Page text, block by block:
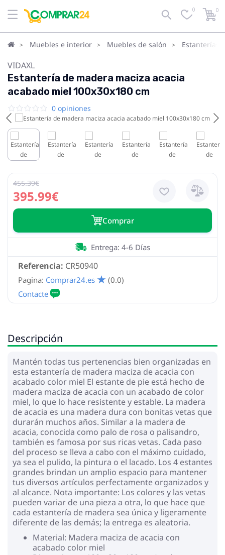
0 0
Muebles e interior Muebles de salón Estanterías
VIDAXL
Estantería de madera maciza acacia
acabado miel 100x30x180 cm
0 opiniones
395.99€
455.39€
Сomprar
Referencia: CR50940
Entrega: 4-6 Días
Pagina: Comprar24.es (0.0)
Descripción
Mantén todas tus pertenencias bien organizadas en
esta estantería de madera maciza de acacia con
acabado color miel El estante de pie está hecho de
madera maciza de acacia con un acabado de color
miel, lo que lo hace resistente y estable. La madera
de acacia es una madera dura con bonitas vetas que
durarán muchos años. Similar a la madera de
acacia, conocida como palo de rosa o palisandro,
también es famosa por sus ricas vetas. Cada paso
del proceso se lleva a cabo con el máximo cuidado,
ya sea el pulido, la pintura o el lacado. Los 4 estantes
grandes brindan un amplio espacio para mantener
tus diversos artículos perfectamente organizados y
al alcance. Nota importante: Los colores y las vetas
pueden variar de una pieza a otra, lo que hace que
cada estantería de madera sea única y ligeramente
diferente de las demás; la entrega es aleatoria.
Material: Madera maciza de acacia con
acabado color miel